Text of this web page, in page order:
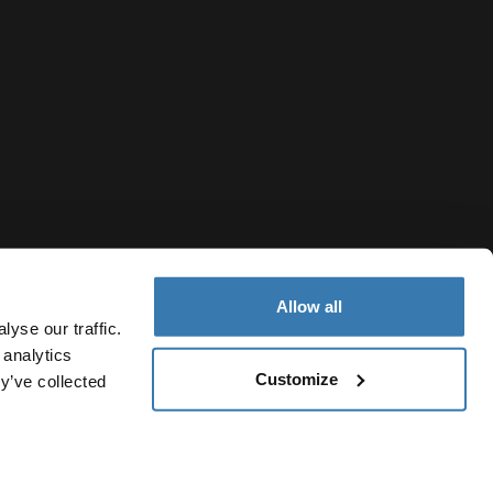
our traffic.
collected
Allow all
Customize
cookie Настройки файлов cookie Current market/
Kyrgyzstan